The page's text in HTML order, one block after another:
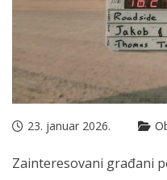
23. januar 2026.
Zainteresovani građani